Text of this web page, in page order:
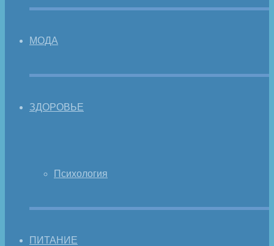
МОДА
ЗДОРОВЬЕ
Психология
ПИТАНИЕ